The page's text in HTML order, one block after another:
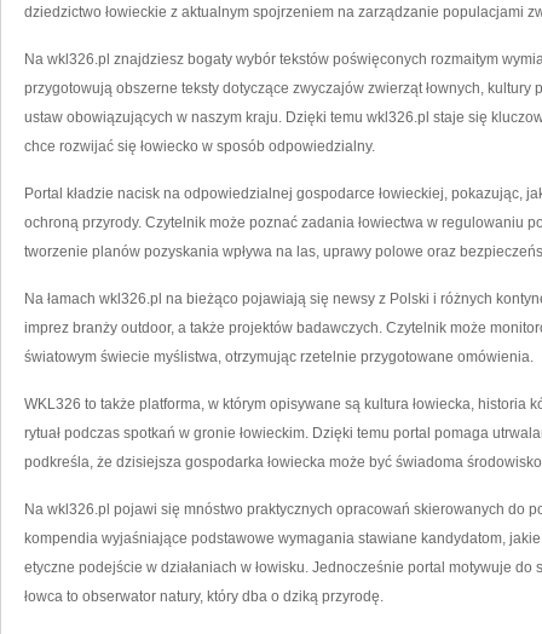
dziedzictwo łowieckie z aktualnym spojrzeniem na zarządzanie populacjami
Na wkl326.pl znajdziesz bogaty wybór tekstów poświęconych rozmaitym
przygotowują obszerne teksty dotyczące zwyczajów zwierząt łownych,
ustaw obowiązujących w naszym kraju. Dzięki temu wkl326.pl staje się
chce rozwijać się łowiecko w sposób odpowiedzialny.
Portal kładzie nacisk na odpowiedzialnej gospodarce łowieckiej, pokazując,
ochroną przyrody. Czytelnik może poznać zadania łowiectwa w regulowaniu
tworzenie planów pozyskania wpływa na las, uprawy polowe oraz
Na łamach wkl326.pl na bieżąco pojawiają się newsy z Polski i różnych
imprez branży outdoor, a także projektów badawczych. Czytelnik może
światowym świecie myślistwa, otrzymując rzetelnie przygotowane omówienia.
WKL326 to także platforma, w którym opisywane są kultura łowiecka, historia
rytuał podczas spotkań w gronie łowieckim. Dzięki temu portal pomaga
podkreśla, że dzisiejsza gospodarka łowiecka może być świadoma
Na wkl326.pl pojawi się mnóstwo praktycznych opracowań skierowanych do
kompendia wyjaśniające podstawowe wymagania stawiane kandydatom,
etyczne podejście w działaniach w łowisku. Jednocześnie portal motywuje do
łowca to obserwator natury, który dba o dziką przyrodę.